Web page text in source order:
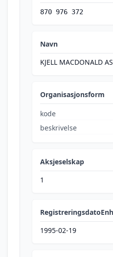
870 976 372
Navn
KJELL MACDONALD AS
Organisasjonsform
kode
beskrivelse
Aksjeselskap
1
1995-02-19